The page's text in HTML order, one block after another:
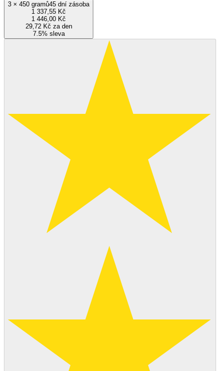
3 × 450 gramů45 dní zásoba
1 337,55 Kč
1 446,00 Kč
29,72 Kč za den
7.5% sleva